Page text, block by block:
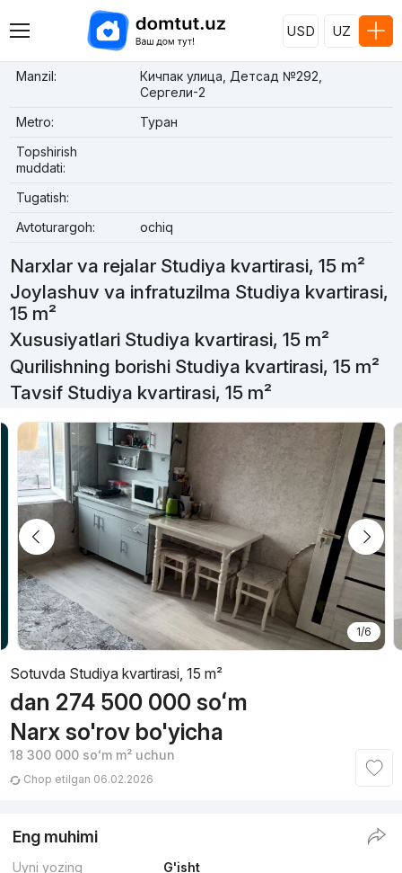
USD UZ
Manzil:
Кичпак улица, Детсад №292,
Сергели-2
Metro:
Туран
Topshirish
muddati:
Tugatish:
Avtoturargoh:
ochiq
Narxlar va rejalar Studiya kvartirasi, 15 m²
Joylashuv va infratuzilma Studiya kvartirasi,
15 m²
Xususiyatlari Studiya kvartirasi, 15 m²
Qurilishning borishi Studiya kvartirasi, 15 m²
Tavsif Studiya kvartirasi, 15 m²
1/6
Sotuvda Studiya kvartirasi, 15 m²
dan 274 500 000 soʻm
Narx so'rov bo'yicha
18 300 000 soʻmm² uchun
Chop etilgan 06.02.2026
Eng muhimi
Uyni yozing
G'isht